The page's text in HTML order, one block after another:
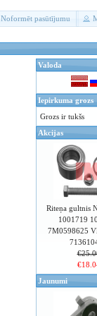
Noformēt pasūtījumu
Valoda
Iepirkuma grozs
Grozs ir tukšs
Akcijas
Riteņa gultnis
1001719
7M0598625
Jaunumi